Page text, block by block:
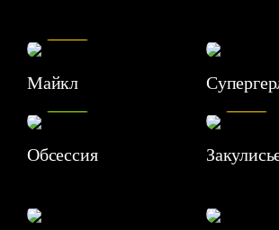
Майкл
8.2
Обсессия
7.1